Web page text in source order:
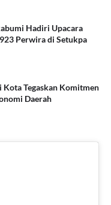
Hadiri Upacara
Perwira di Setukpa
Kota Tegaskan Komitmen
Daerah